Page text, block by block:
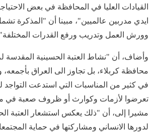
القيادات العليا في المحافظة في بعض
ايدي مدربين عالميين"، مبينا أن "المذكرة
وورش العمل وتدريب ورفع القدرات
وأضاف، أن "نشاط العتبة الحسينية المقدسة
محافظة كربلاء، بل تجاوز الى العراق
في كثير من المناسبات التي استدعت
تعرضوا لأزمات وكوارث أو ظروف صعبة في
مشيرا إلى، أن "ذلك يعكس استشعار العتبة
لدورها الانساني ومشاركتها في حماية